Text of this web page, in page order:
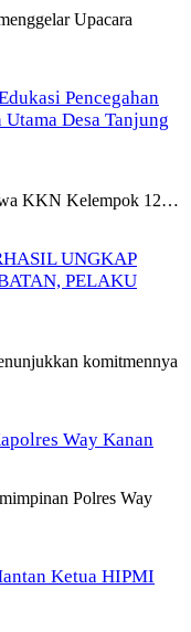
Upacara
Pencegahan
Desa Tanjung
KKN Kelempok 12…
UNGKAP
PELAKU
komitmennya
Way Kanan
Polres Way
Ketua HIPMI